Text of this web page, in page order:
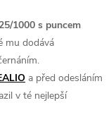
1000 s puncem
mu dodává
a před odesláním
v té nejlepší